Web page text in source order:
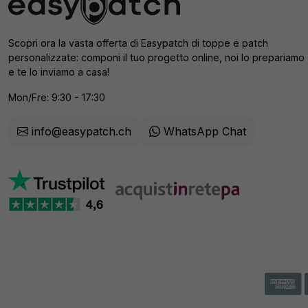
Scopri ora la vasta offerta di Easypatch di toppe e patch
personalizzate: componi il tuo progetto online, noi lo prepariamo
e te lo inviamo a casa!
Mon/Fre: 9:30 - 17:30
info@easypatch.ch WhatsApp Chat